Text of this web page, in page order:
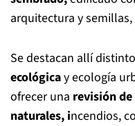
arquitectura y semillas,
Se destacan allí
ecológicay ecología
ofrecer una revisión
naturales, incendios,